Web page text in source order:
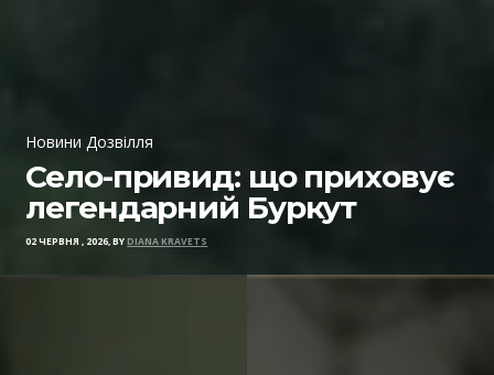
Новини Дозвілля
Село-привид: що приховує
легендарний Буркут
02 ЧЕРВНЯ , 2026, BYDIANA KRAVETS